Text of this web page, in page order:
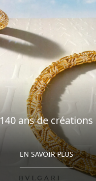
140 ans de créations
EN SAVOIR PLUS